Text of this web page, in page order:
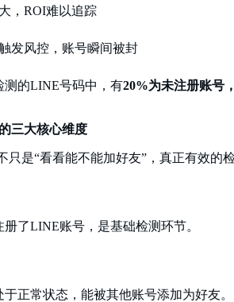
， ROI难以追踪
发风控，账号瞬间被封
测的LINE号码中，有20%为未注册账号
三大核心维度
只是“看看能不能加好友”，真正有效的
册了LINE账号，是基础检测环节。
正常状态，能被其他账号添加为好友。